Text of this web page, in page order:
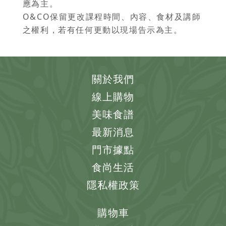
應為主。
O&CO保留更改課程時間、內容、食材及講師
之權利，若有任何更動以現場告示為主。
關於我們
線上購物
美味食譜
最新消息
門市據點
食尚生活
隱私權政策
購物車